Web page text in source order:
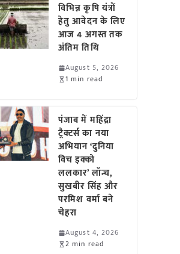
विभिन्न कृषि यंत्रों
हेतु आवेदन के लिए
आज 4 अगस्त तक
अंतिम तिथि
August 5, 2026
1 min read
पंजाब में महिंद्रा
ट्रैक्टर्स का नया
अभियान ‘दुनिया
विच इक्को
ललकार’ लॉन्च,
सुखबीर सिंह और
परमिश वर्मा बने
चेहरा
August 4, 2026
2 min read